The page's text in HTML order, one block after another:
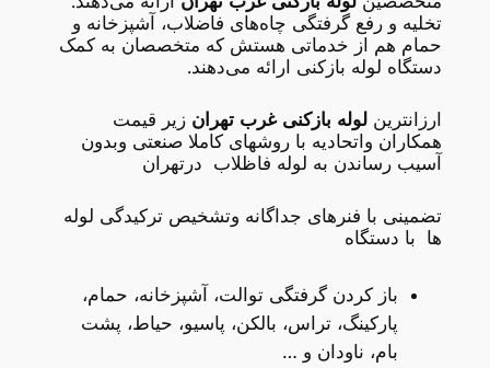
تخلیه و رفع گرفتگی چاه‌های فاضلاب، آشپزخانه و
حمام هم از خدماتی هستش که متخصصان به کمک
دستگاه لوله بازکنی ارائه می‌دهند.
ارزانترین لوله بازکنی غرب تهران زیر قیمت
همکاران واتحادیه با روشهای کاملا صنعتی وبدون
آسیب رساندن به لوله فاظلاب درتهران
تضمینی با فنرهای جداگانه وتشخیص ترکیدگی لوله
ها با دستگاه
باز کردن گرفتگی توالت، آشپزخانه، حمام،
پارکینگ، تراس، بالکن، پاسیو، حیاط، پشت
بام، ناودان و …